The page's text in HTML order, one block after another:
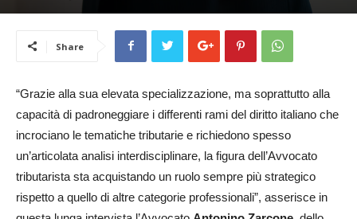
Share
“Grazie alla sua elevata specializzazione, ma soprattutto alla
capacità di padroneggiare i differenti rami del diritto italiano che
incrociano le tematiche tributarie e richiedono spesso
un’articolata analisi interdisciplinare, la figura dell’Avvocato
tributarista sta acquistando un ruolo sempre più strategico
rispetto a quello di altre categorie professionali”, asserisce in